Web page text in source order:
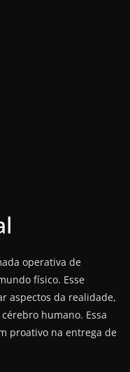
operativa de
físico. Esse
aspectos da realidade,
humano. Essa
proativo na entrega de